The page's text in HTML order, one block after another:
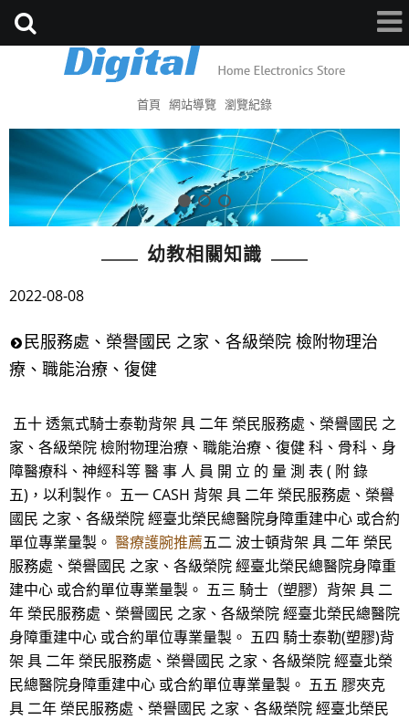
首頁 網站導覽 瀏覽紀錄
幼教相關知識
2022-08-08
民服務處、榮譽國民 之家、各級榮院 檢附物理治
療、職能治療、復健
五十 透氣式騎士泰勒背架 具 二年 榮民服務處、榮譽國民 之
家、各級榮院 檢附物理治療、職能治療、復健 科、骨科、身
障醫療科、神經科等 醫 事 人 員 開 立 的 量 測 表 ( 附 錄
五)，以利製作。 五一 CASH 背架 具 二年 榮民服務處、榮譽
國民 之家、各級榮院 經臺北榮民總醫院身障重建中心 或合約
單位專業量製。 醫療護腕推薦五二 波士頓背架 具 二年 榮民
服務處、榮譽國民 之家、各級榮院 經臺北榮民總醫院身障重
建中心 或合約單位專業量製。 五三 騎士（塑膠）背架 具 二
年 榮民服務處、榮譽國民 之家、各級榮院 經臺北榮民總醫院
身障重建中心 或合約單位專業量製。 五四 騎士泰勒(塑膠)背
架 具 二年 榮民服務處、榮譽國民 之家、各級榮院 經臺北榮
民總醫院身障重建中心 或合約單位專業量製。 五五 膠夾克
具 二年 榮民服務處、榮譽國民 之家、各級榮院 經臺北榮民